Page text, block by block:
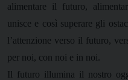
alimentare il futuro,
unisce e così superare gli
l’attenzione verso il futuro,
per noi, con noi e in noi.
Il futuro illumina il nostro